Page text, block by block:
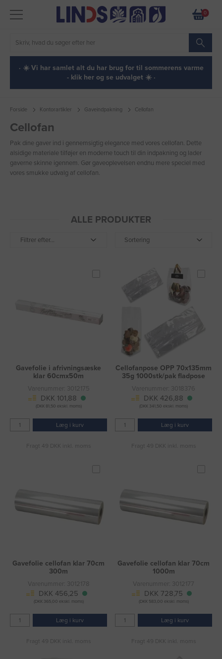
0
· ☀️ Vi har samlet alt du har brug for til sommerens varme
- klik her og se udvalget ☀️ ·
Forside Kontorartikler Gaveindpakning Cellofan
Cellofan
Pak dine gaver ind i gennemsigtig elegance med vores cellofan. Dette
alsidige materiale tilføjer en moderne touch til din indpakning og lader
gaverne skinne igennem. Gør gaveoplevelsen endnu mere speciel med
vores smukke udvalg af cellofan.
ALLE PRODUKTER
Filtrer efter... Sortering
Gavefolie i afrivningsæske
klar 60cmx50m
Varenummer: 3012175
DKK 101,88
(DKK 81,50 ekskl. moms)
Læg i kurv
Fragt 49 DKK inkl. moms
Cellofanpose OPP 70x135mm
35g 1000stk/pak fladpose
Varenummer: 3018376
DKK 426,88
(DKK 341,50 ekskl. moms)
Læg i kurv
Fragt 49 DKK inkl. moms
Gavefolie cellofan klar 70cm
300m
Varenummer: 3012178
DKK 456,25
(DKK 365,00 ekskl. moms)
Læg i kurv
Fragt 49 DKK inkl. moms
Gavefolie cellofan klar 70cm
1000m
Varenummer: 3012177
DKK 728,75
(DKK 583,00 ekskl. moms)
Læg i kurv
Fragt 49 DKK inkl. moms